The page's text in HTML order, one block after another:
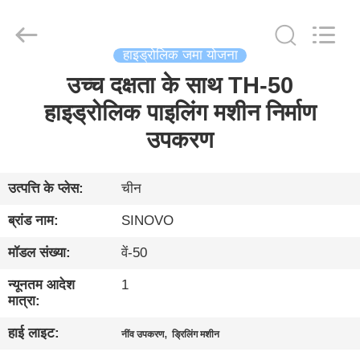
वीआर
दिखाएँ
हमारे
बारे
Sinovo
Heavy
हाइड्रोलिक जमा योजना
उच्च दक्षता के साथ TH-50
हाइड्रोलिक पाइलिंग मशीन निर्माण
उपकरण
उत्पत्ति के प्लेस: चीन
ब्रांड नाम: SINOVO
मॉडल संख्या: वें-50
न्यूनतम आदेश
मात्रा:
1
हाई लाइट: नींव उपकरण,ड्रिलिंग मशीन